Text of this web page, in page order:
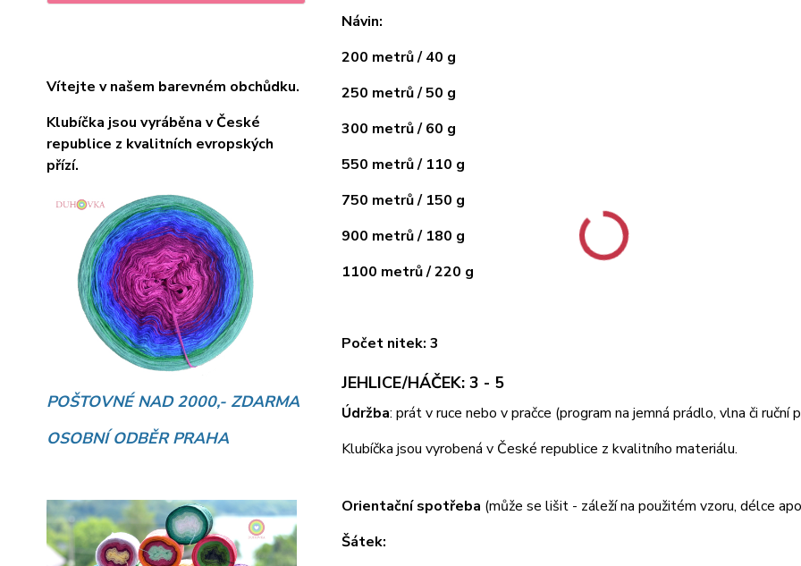
Vítejte v našem barevném obchůdku.
Klubíčka jsou vyráběna v České
republice z kvalitních evropských
přízí.
POŠTOVNÉ NAD 2000,- ZDARMA
OSOBNÍ ODBĚR PRAHA
Návin:
200 metrů / 40 g
250 metrů / 50 g
300 metrů / 60 g
550 metrů / 110 g
750 metrů / 150 g
900 metrů / 180 g
1100 metrů / 220 g
Počet nitek: 3
JEHLICE/HÁČEK: 3 - 5
Údržba: prát v ruce nebo v pračce (program na jemná prádlo, vlna či
Klubíčka jsou vyrobená v České republice z kvalitního materiálu.
Orientační spotřeba (může se lišit - záleží na použitém vzoru, délce
Šátek: